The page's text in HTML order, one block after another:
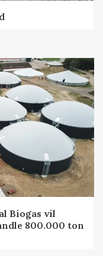
Biogas vil
800.000 ton